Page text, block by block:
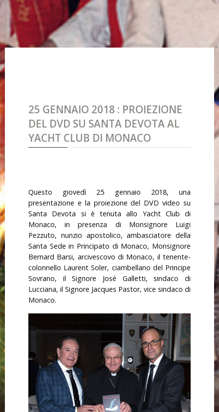
25 GENNAIO 2018 : PROIEZIONE
DEL DVD SU SANTA DEVOTA AL
YACHT CLUB DI MONACO
Questo giovedì 25 gennaio 2018, una
presentazione e la proiezione del DVD video su
Santa Devota si è tenuta allo Yacht Club di
Monaco, in presenza di Monsignore Luigi
Pezzuto, nunzio apostolico, ambasciatore della
Santa Sede in Principato di Monaco, Monsignore
Bernard Barsi, arcivescovo di Monaco, il tenente-
colonnello Laurent Soler, ciambellano del Principe
Sovrano, il Signore José Galletti, sindaco di
Lucciana, il Signore Jacques Pastor, vice sindaco di
Monaco.